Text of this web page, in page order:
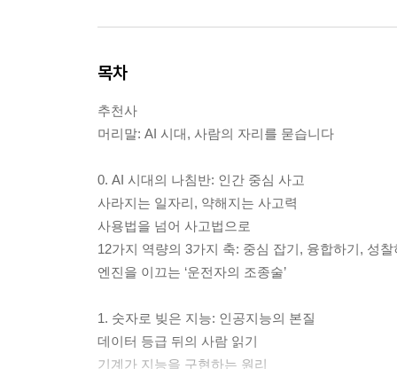
목차
추천사
머리말: AI 시대, 사람의 자리를 묻습니다
0. AI 시대의 나침반: 인간 중심 사고
사라지는 일자리, 약해지는 사고력
사용법을 넘어 사고법으로
12가지 역량의 3가지 축: 중심 잡기, 융합하기, 성찰
엔진을 이끄는 ‘운전자의 조종술’
1. 숫자로 빚은 지능: 인공지능의 본질
데이터 등급 뒤의 사람 읽기
기계가 지능을 구현하는 원리